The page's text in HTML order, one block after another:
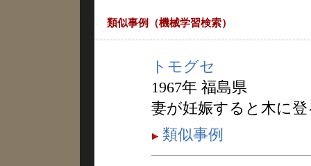
類似事例（機械学習検索）
トモグセ
1967年 福島県
妻が妊娠すると木に
類似事例